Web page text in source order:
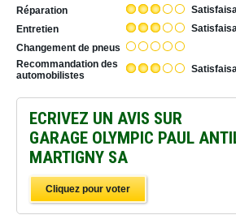
Réparation
Entretien
Changement de pneus
Recommandation des
automobilistes
ECRIVEZ UN AVIS SUR
GARAGE OLYMPIC PAUL
MARTIGNY SA
Cliquez pour voter